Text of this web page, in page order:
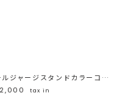
ウールジャージスタンドカラーコート
tax in